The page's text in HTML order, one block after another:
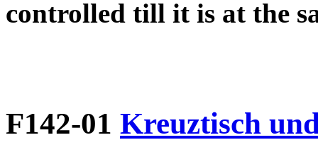
controlled till it is at the
F142-01 Kreuztisch